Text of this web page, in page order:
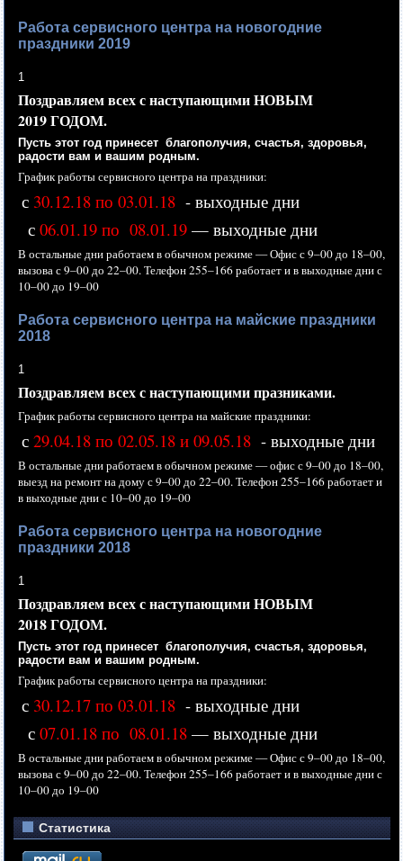
Работа сервисного центра на новогодние
праздники 2019
1
Поздравляем всехс наступающимиНОВЫМ
2019 ГОДОМ.
Пусть этот год принесет благополучия, счастья, здоровья,
радости вами вашим родным.
График работы сервисного центрана праздники:
с 30.12.18 по 03.01.18 - выходные дни
с06.01.19 по 08.01.19 — выходные дни
В остальные дни работаемв обычномрежиме —Офис с9–00 до 18–00,
вызова с9–00 до 22–00.Телефон255–166 работаетив выходныедни с
10–00 до 19–00
Работа сервисного центра на майские праздники
2018
1
Поздравляем всехс наступающимипразниками.
График работы сервисного центрана майскиепраздники:
с29.04.18 по 02.05.18 и 09.05.18 - выходные дни
В остальные дни работаемв обычномрежиме —офис с9–00 до 18–00,
выездна ремонтна домус9–00 до 22–00.Телефон255–166 работаети
в выходныедни с 10–00 до 19–00
Работа сервисного центра на новогодние
праздники 2018
1
Поздравляем всехс наступающимиНОВЫМ
2018 ГОДОМ.
Пусть этот год принесет благополучия, счастья, здоровья,
радости вами вашим родным.
График работы сервисного центрана праздники:
с 30.12.17 по 03.01.18 - выходные дни
с07.01.18 по 08.01.18 — выходные дни
В остальные дни работаемв обычномрежиме —Офис с9–00 до 18–00,
вызова с9–00 до 22–00.Телефон255–166 работаетив выходныедни с
10–00 до 19–00
Статистика